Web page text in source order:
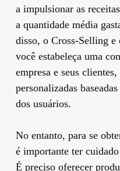
a impulsionar as
a quantidade média
disso, o Cross-Selling
você estabeleça uma
empresa e seus
personalizadas
dos usuários.
No entanto, para se
é importante ter
É preciso oferecer